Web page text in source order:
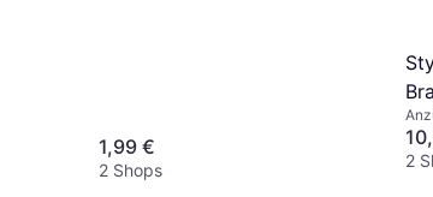
1,99 €
2 Shops 2